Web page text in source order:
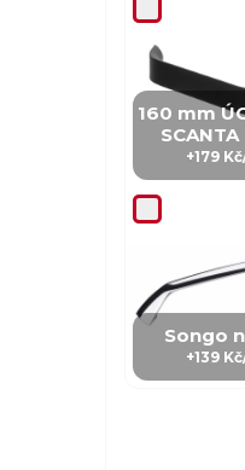
160 mm
+179
Songo
+139